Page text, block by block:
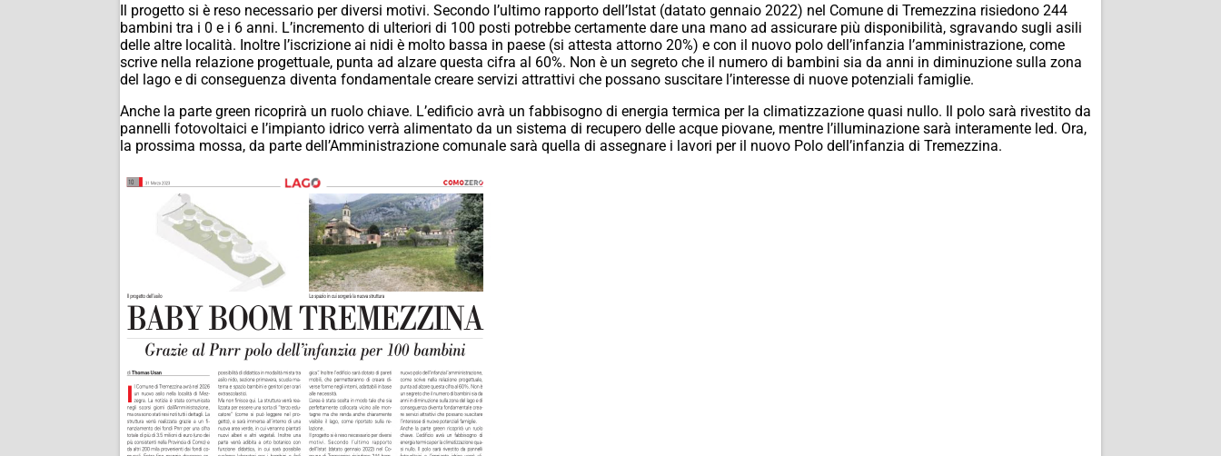
Il progetto si è reso necessario per diversi motivi. Secondo l’ultimo rapporto dell’Istat (datato gennaio 2022) nel Comune di Tremezzina risiedono 244
bambini tra i 0 e i 6 anni. L’incremento di ulteriori di 100 posti potrebbe certamente dare una mano ad assicurare più disponibilità, sgravando sugli asili
delle altre località. Inoltre l’iscrizione ai nidi è molto bassa in paese (si attesta attorno 20%) e con il nuovo polo dell’infanzia l’amministrazione, come
scrive nella relazione progettuale, punta ad alzare questa cifra al 60%. Non è un segreto che il numero di bambini sia da anni in diminuzione sulla zona
del lago e di conseguenza diventa fondamentale creare servizi attrattivi che possano suscitare l’interesse di nuove potenziali famiglie.
Anche la parte green ricoprirà un ruolo chiave. L’edificio avrà un fabbisogno di energia termica per la climatizzazione quasi nullo. Il polo sarà rivestito da
pannelli fotovoltaici e l’impianto idrico verrà alimentato da un sistema di recupero delle acque piovane, mentre l’illuminazione sarà interamente led. Ora,
la prossima mossa, da parte dell’Amministrazione comunale sarà quella di assegnare i lavori per il nuovo Polo dell’infanzia di Tremezzina.